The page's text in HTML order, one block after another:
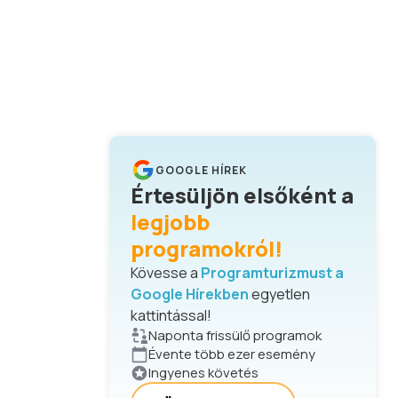
GOOGLE HÍREK
Értesüljön elsőként a
legjobb
programokról!
Kövesse a Programturizmust a
Google Hírekbenegyetlen
kattintással!
Naponta frissülő programok
Évente több ezer esemény
Ingyenes követés